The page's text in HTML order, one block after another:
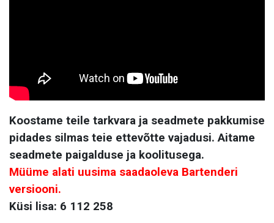
Koostame teile tarkvara ja seadmete pakkumise
pidades silmas teie ettevõtte vajadusi. Aitame
seadmete paigalduse ja koolitusega.
Müüme alati uusima saadaoleva Bartenderi
versiooni.
Küsi lisa: 6 112 258